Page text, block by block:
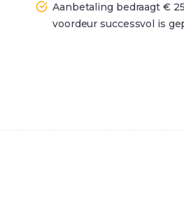
Aanbetaling bedraagt €
voordeur successvol is